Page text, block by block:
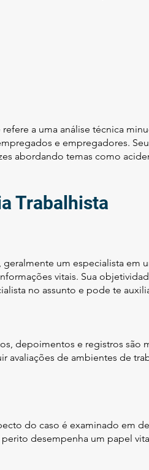
a uma análise técnica
e empregadores.
abordando temas como
Trabalhista
um especialista em
vitais. Sua
no assunto e pode te
depoimentos e registros são
avaliações de ambientes de
do caso é examinado em
desempenha um papel